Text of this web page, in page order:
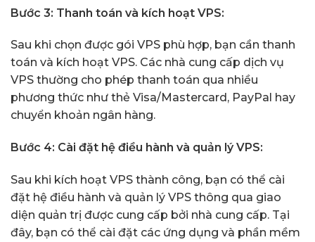
Bước 3: Thanh toán và kích hoạt VPS:
Sau khi chọn được gói VPS phù hợp, bạn cần thanh
toán và kích hoạt VPS. Các nhà cung cấp dịch vụ
VPS thường cho phép thanh toán qua nhiều
phương thức như thẻ Visa/Mastercard, PayPal hay
chuyển khoản ngân hàng.
Bước 4: Cài đặt hệ điều hành và quản lý VPS:
Sau khi kích hoạt VPS thành công, bạn có thể cài
đặt hệ điều hành và quản lý VPS thông qua giao
diện quản trị được cung cấp bởi nhà cung cấp. Tại
đây, bạn có thể cài đặt các ứng dụng và phần mềm